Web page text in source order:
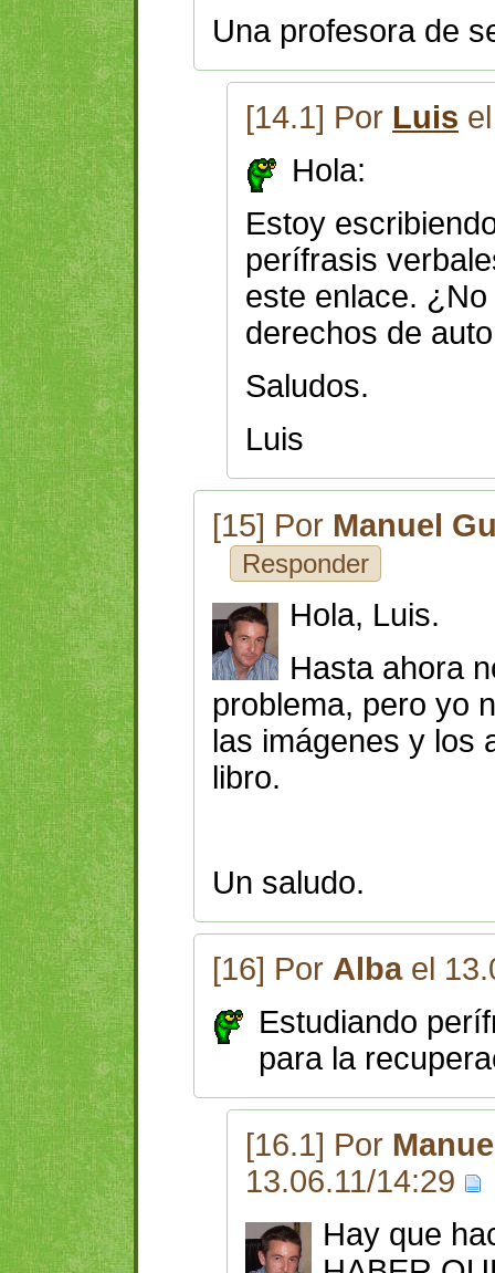
Una profesora de
[14.1] Por Luis
Hola:
Estoy
perífrasis
este enlace.
derechos de
Saludos.
Luis
[15] Por Manuel
Responder
Hola, Luis.
Hasta ahora
problema, pero yo
las imágenes y los
libro.
Un saludo.
[16] Por Albael
Estudiando
para la
[16.1] Por
13.06.11/14:29
Hay que